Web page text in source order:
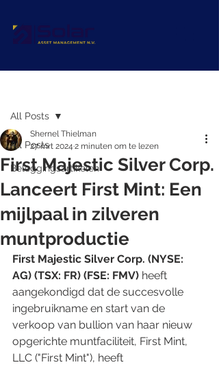
All Posts
Beleggingsartikelen
All Posts
First Majestic Silver Corp.
Lanceert First Mint: Een
mijlpaal in zilveren
muntproductie
Shernel Thielman
27 mrt 2024 2 minuten om te lezen
First Majestic Silver Corp. (NYSE:
AG) (TSX: FR) (FSE: FMV) heeft
aangekondigd dat de succesvolle
ingebruikname en start van de
verkoop van bullion van haar nieuw
opgerichte muntfaciliteit, First Mint,
LLC ("First Mint"), heeft